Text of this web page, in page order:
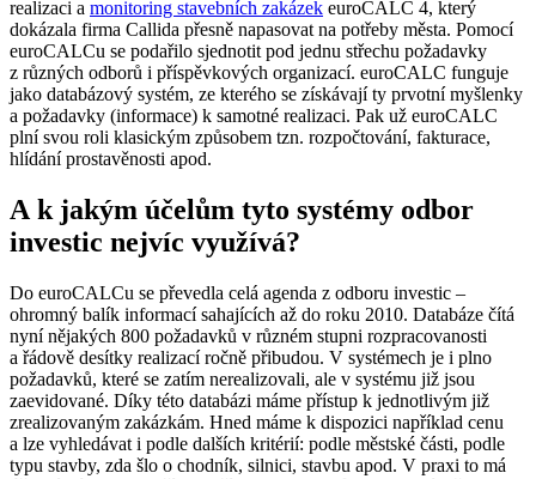
realizaci a monitoring stavebních zakázek euroCALC 4, který
dokázala firma Callida přesně napasovat na potřeby města. Pomocí
euroCALCu se podařilo sjednotit pod jednu střechu požadavky
z různých odborů i příspěvkových organizací. euroCALC funguje
jako databázový systém, ze kterého se získávají ty prvotní myšlenky
a požadavky (informace) k samotné realizaci. Pak už euroCALC
plní svou roli klasickým způsobem tzn. rozpočtování, fakturace,
hlídání prostavěnosti apod.
A k jakým účelům tyto systémy odbor
investic nejvíc využívá?
Do euroCALCu se převedla celá agenda z odboru investic –
ohromný balík informací sahajících až do roku 2010. Databáze čítá
nyní nějakých 800 požadavků v různém stupni rozpracovanosti
a řádově desítky realizací ročně přibudou. V systémech je i plno
požadavků, které se zatím nerealizovali, ale v systému již jsou
zaevidované. Díky této databázi máme přístup k jednotlivým již
zrealizovaným zakázkám. Hned máme k dispozici například cenu
a lze vyhledávat i podle dalších kritérií: podle městské části, podle
typu stavby, zda šlo o chodník, silnici, stavbu apod. V praxi to má